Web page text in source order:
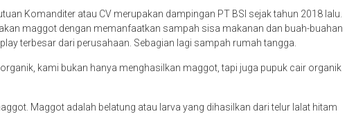
Komanditer atau CV merupakan dampingan PT BSI sejak tahun 2018 lalu.
maggot dengan memanfaatkan sampah sisa makanan dan buah-buahan
terbesar dari perusahaan. Sebagian lagi sampah rumah tangga.
kami bukan hanya menghasilkan maggot, tapi juga pupuk cair organik
Maggot adalah belatung atau larva yang dihasilkan dari telur lalat hitam